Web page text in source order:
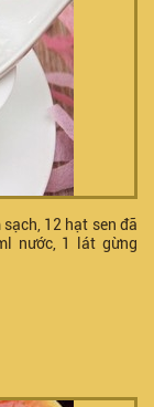
12 hạt sen đã
nước, 1 lát gừng